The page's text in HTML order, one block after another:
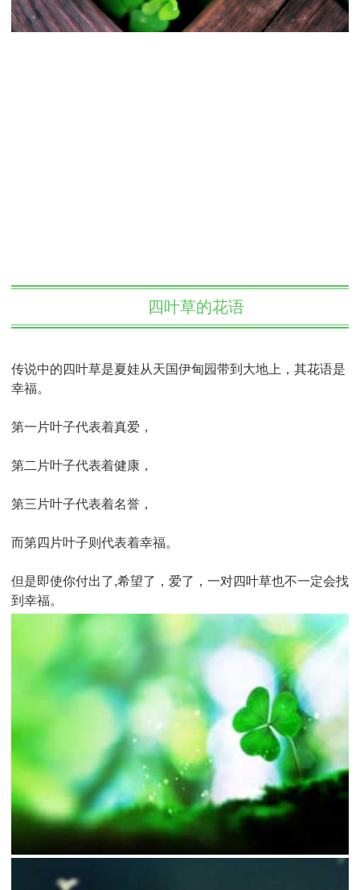
四叶草的花语
传说中的四叶草是夏娃从天国伊甸园带到大地上，其花语是
幸福。
第一片叶子代表着真爱，
第二片叶子代表着健康，
第三片叶子代表着名誉，
而第四片叶子则代表着幸福。
但是即使你付出了,希望了，爱了，一对四叶草也不一定会找
到幸福。